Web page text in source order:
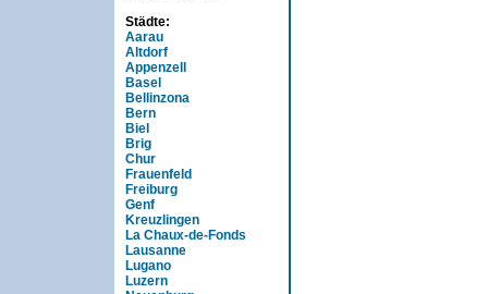
Städte:
Aarau
Altdorf
Appenzell
Basel
Bellinzona
Bern
Biel
Brig
Chur
Frauenfeld
Freiburg
Genf
Kreuzlingen
La Chaux-de-Fonds
Lausanne
Lugano
Luzern